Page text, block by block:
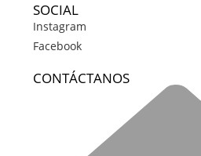
SOCIAL
Instagram
Facebook
CONTÁCTANOS